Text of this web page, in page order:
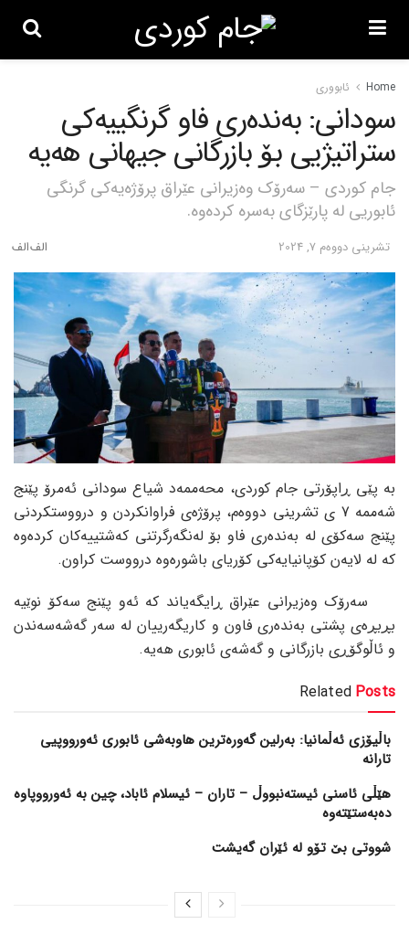
Home ئابووری
سودانی: بەندەری فاو گرنگییەکی
ستراتیژیی بۆ بازرگانی جیهانی هەیە
جام کوردی – سەرۆک وەزیرانی عێراق پرۆژەیەکی گرنگی
ئابوریی لە پارێزگای بەسرە کردەوە.
تشرینی دووه‌م 7, 2024
بە پێی ڕاپۆرتی جام کوردی، محەممەد شیاع سودانی ئەمرۆ پێنج
شەممە 7 ی تشرینی دووەم، پرۆژەی فراوانکردن و درووستکردنی
پێنج سەکۆی لە بەندەری فاو بۆ لەنگەرگرتنی کەشتییەکان کردەوە
کە لە لایەن کۆپانیایەکی کۆریای باشورەوە درووست کراون.
سەرۆک وەزیرانی عێراق ڕایگەیاند کە ئەو پێنج سەکۆ نوێیە
بڕبڕەی پشتی بەندەری فاون و کاریگەرییان لە سەر گەشەسەندن
و ئاڵوگۆڕی بازرگانی و گەشەی ئابوری هەیە.
Related Posts
باڵیۆزی ئەڵمانیا: بەرلین گەورەترین هاوبەشی ئابوری ئەورووپیی
تارانە
هێڵی ئاسنی ئیستەنبووڵ – تاران – ئیسلام ئاباد، چین بە ئەورووپاوە
دەبەستێتەوە
شووتی بێ تۆو لە ئێران گەیشت